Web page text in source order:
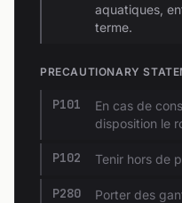
aquatiques,
terme.
PRECAUTIONARY
P101
En cas de
disposition le
P102 Tenir hors de
P280
Porter des